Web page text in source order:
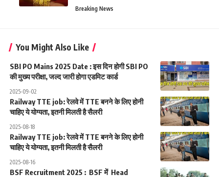
Breaking News
You Might Also Like
SBI PO Mains 2025 Date : इस दिन होगी SBI PO
की मुख्य परीक्षा, जल्द जारी होगा एडमिट कार्ड
2025-09-02
Railway TTE job: रेलवे में TTE बनने के लिए होनी
चाहिए ये योग्यता, इतनी मिलती है सैलरी
2025-08-18
Railway TTE job: रेलवे में TTE बनने के लिए होनी
चाहिए ये योग्यता, इतनी मिलती है सैलरी
2025-08-16
BSF Recruitment 2025 : BSF में Head